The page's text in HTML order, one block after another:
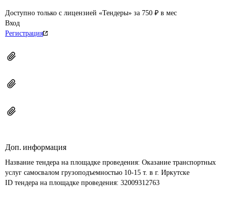
Доступно только с лицензией «Тендеры» за 750 ₽ в мес
Вход
Регистрация
Доп. информация
Название тендера на площадке проведения: Оказание транспортных
услуг самосвалом грузоподъемностью 10-15 т. в г. Иркутске
ID тендера на площадке проведения: 32009312763